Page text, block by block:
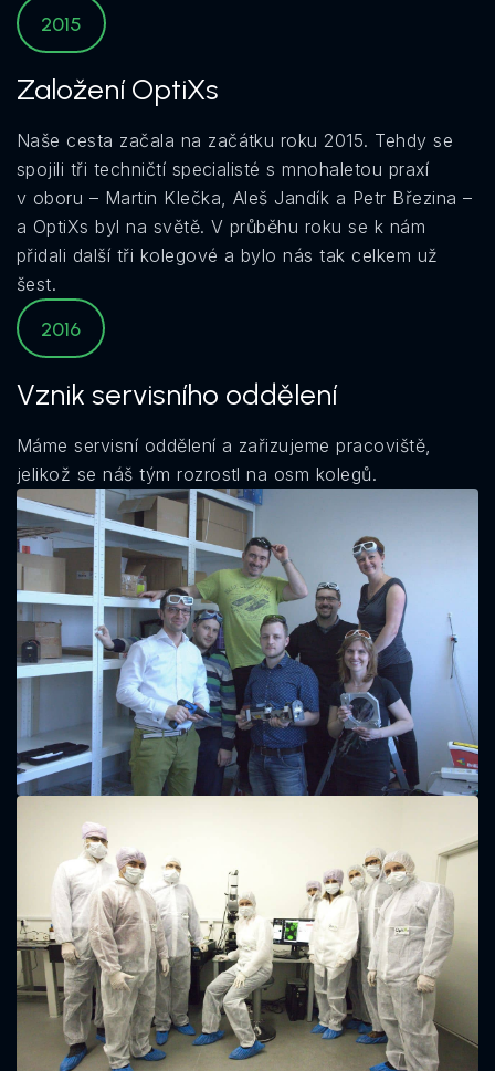
2015
Založení OptiXs
Naše cesta začala na začátku roku 2015. Tehdy se
spojili tři techničtí specialisté s mnohaletou praxí
v oboru – Martin Klečka, Aleš Jandík a Petr Březina –
a OptiXs byl na světě. V průběhu roku se k nám
přidali další tři kolegové a bylo nás tak celkem už
šest.
2016
Vznik servisního oddělení
Máme servisní oddělení a zařizujeme pracoviště,
jelikož se náš tým rozrostl na osm kolegů.